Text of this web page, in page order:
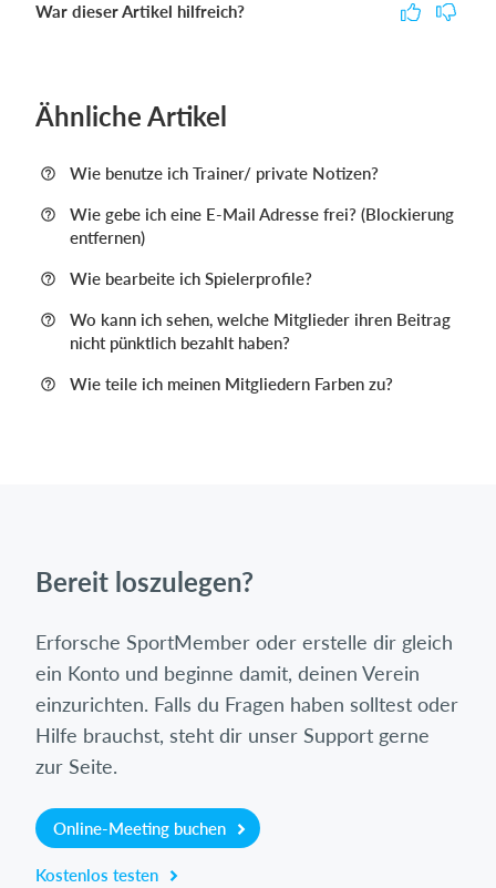
War dieser Artikel hilfreich?
Ähnliche Artikel
Wie benutze ich Trainer/ private Notizen?
Wie gebe ich eine E-Mail Adresse frei? (Blockierung
entfernen)
Wie bearbeite ich Spielerprofile?
Wo kann ich sehen, welche Mitglieder ihren Beitrag
nicht pünktlich bezahlt haben?
Wie teile ich meinen Mitgliedern Farben zu?
Bereit loszulegen?
Erforsche SportMember oder erstelle dir gleich
ein Konto und beginne damit, deinen Verein
einzurichten. Falls du Fragen haben solltest oder
Hilfe brauchst, steht dir unser Support gerne
zur Seite.
Online-Meeting buchen
Kostenlos testen